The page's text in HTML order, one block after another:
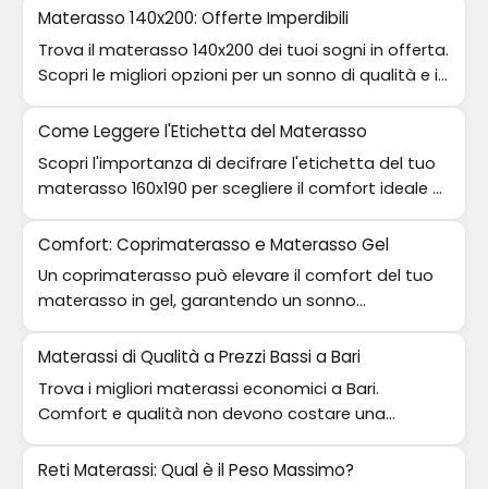
Materasso 140x200: Offerte Imperdibili
Trova il materasso 140x200 dei tuoi sogni in offerta.
Scopri le migliori opzioni per un sonno di qualità e il
Come Leggere l'Etichetta del Materasso
Scopri l'importanza di decifrare l'etichetta del tuo
materasso 160x190 per scegliere il comfort ideale e
Comfort: Coprimaterasso e Materasso Gel
Un coprimaterasso può elevare il comfort del tuo
materasso in gel, garantendo un sonno
rigenerante e salutare.
Materassi di Qualità a Prezzi Bassi a Bari
Trova i migliori materassi economici a Bari.
Comfort e qualità non devono costare una
fortuna. Scopri dove acquistarli!
Reti Materassi: Qual è il Peso Massimo?